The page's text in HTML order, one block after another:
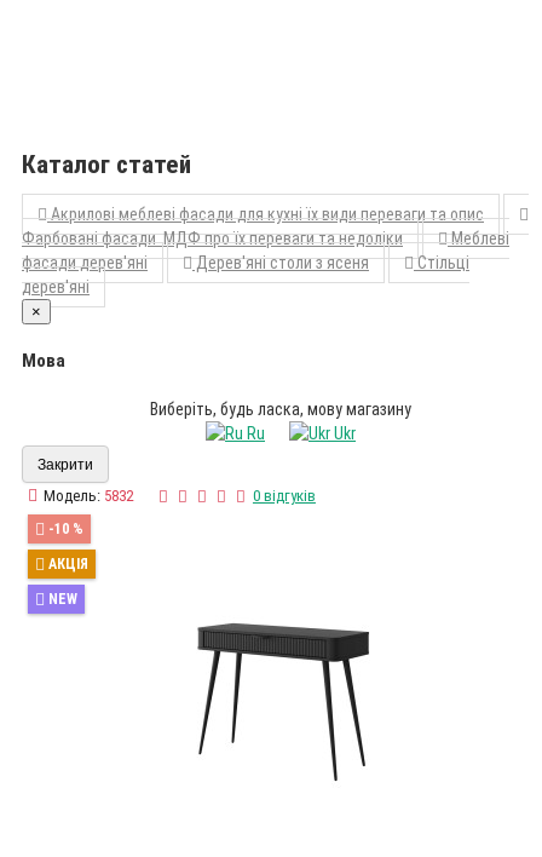
Каталог статей
Акрилові меблеві фасади для кухні їх види переваги та опис
Фарбовані фасади МДФ про їх переваги та недоліки
Меблеві
фасади дерев'яні
Дерев'яні столи з ясеня
Стільці
дерев'яні
×
Мова
Виберіть, будь ласка, мову магазину
Ru
Ukr
Закрити
Модель: 5832 0 відгуків
-10 %
АКЦІЯ
NEW